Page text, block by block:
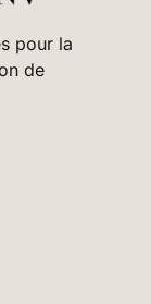
pour la
de